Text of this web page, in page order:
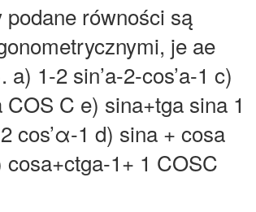
równości są
je ae
a) 1-2 sin’a-2-cos’a-1 c)
C e) sina+tga sina 1
cos’α-1 d) sina + cosa
1+ 1 COSC